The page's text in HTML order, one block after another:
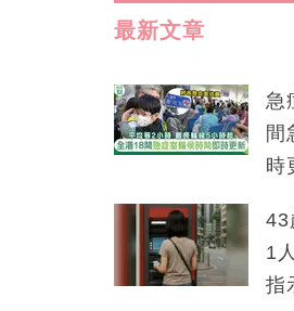
最新文章
急
間
時
43
1
指